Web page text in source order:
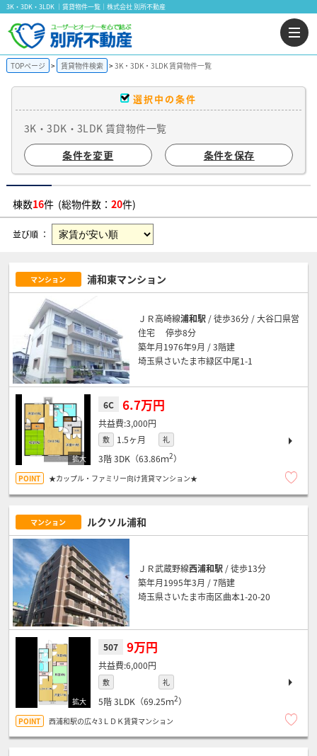
3K・3DK・3LDK ｜賃貸物件一覧｜株式会社 別所不動産
TOPページ 賃貸物件検索 3K・3DK・3LDK 賃貸物件一覧
選択中の条件
3K・3DK・3LDK 賃貸物件一覧
条件を変更
条件を保存
棟数16件 (総物件数： 20件)
並び順 ：
マンション 浦和東マンション
ＪＲ高崎線浦和駅 / 徒歩36分 / 大谷口県営
住宅 停歩8分
築年月1976年9月 / 3階建
埼玉県さいたま市緑区中尾1-1
6C 6.7万円
3,000円
敷 1.5ヶ月 礼
3階3DK（63.86ｍ2）
★カップル・ファミリー向け賃貸マンション★
マンション ルクソル浦和
ＪＲ武蔵野線西浦和駅 / 徒歩13分
築年月1995年3月 / 7階建
埼玉県さいたま市南区曲本1-20-20
507 9万円
6,000円
敷 礼
5階3LDK（69.25ｍ2）
西浦和駅の広々3ＬＤＫ賃貸マンション